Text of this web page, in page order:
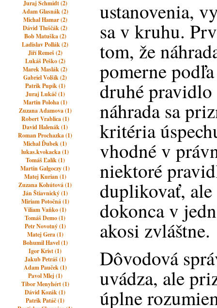
Juraj Schmidt (2)
Adam Glasnák (2)
Michal Hamar (2)
Dávid Tluščák (2)
Bob Matuška (2)
Ladislav Pollák (2)
Jiří Remeš (2)
Lukáš Peško (2)
Marek Maslák (2)
Gabriel Volšík (2)
Patrik Pupík (1)
Juraj Lukáč (1)
Martin Poloha (1)
Zuzana Adamova (1)
Robert Vrablica (1)
David Halenák (1)
Roman Prochazka (1)
Michal Ďubek (1)
lukas.kvokacka (1)
Tomáš Ľalík (1)
Martin Galgoczy (1)
Matej Kurian (1)
Zuzana Kohútová (1)
Ján Štiavnický (1)
Miriam Potočná (1)
Viliam Vaňko (1)
Tomáš Demo (1)
Petr Novotný (1)
Matej Gera (1)
Bohumil Havel (1)
Igor Krist (1)
Jakub Petráš (1)
Adam Pauček (1)
Pavol Mlej (1)
Tibor Menyhért (1)
Dávid Kozák (1)
Patrik Patáč (1)
ustanovenia,
sa v kruhu.
tom, že
pomerne
druhé
náhrada sa
kritéria
vhodné v
niektoré
duplikovať,
dokonca v
akosi zvláštne.
Dôvodová
uvádza, ale
úplne